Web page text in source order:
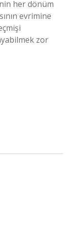
her dönüm
evrimine
zor